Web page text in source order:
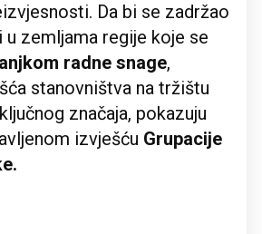
Da bi se zadržao
zemljama regije koje se
radne snage,
stanovništva na tržištu
značaja, pokazuju
izvješću Grupacije